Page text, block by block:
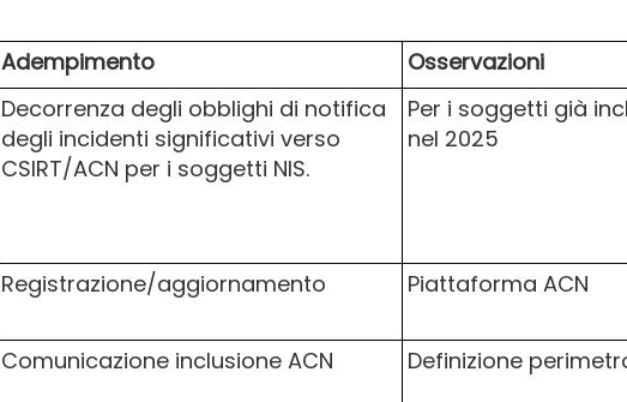
Adempimento
Osservazioni
Decorrenza degli obblighi di notifica
degli incidenti significativi verso
CSIRT/ACN per i soggetti NIS.
Per i soggetti già
nel 2025
Registrazione/aggiornamento Piattaforma ACN
Comunicazione inclusione ACN Definizione